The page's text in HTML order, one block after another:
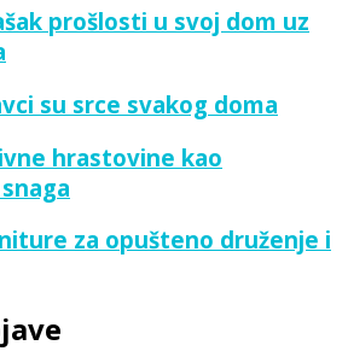
prošlosti u svoj dom uz
su srce svakog doma
hrastovine kao
za opušteno druženje i